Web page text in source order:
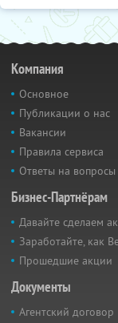
Компания
Основное
Публикации о нас
Вакансии
Правила сервиса
Ответы на вопросы
Бизнес-Партнёрам
Давайте сделаем
Заработайте, как
Прошедшие акции
Документы
Агентский договор